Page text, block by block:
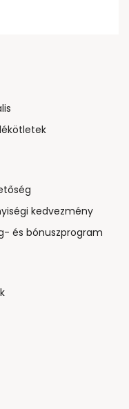
kedvezmény
és bónuszprogram